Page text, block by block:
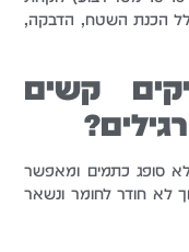
הכנת השטח, הדבקה,
קשים
סופג כתמים ומאפשר
לא חודר לחומר ונשאר